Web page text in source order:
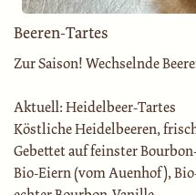
Beeren-Tartes
Zur Saison! Wechselnde
Aktuell: Heidelbeer-Tartes
Köstliche Heidelbeeren,
Gebettet auf feinster
Bio-Eiern (vom Auenhof),